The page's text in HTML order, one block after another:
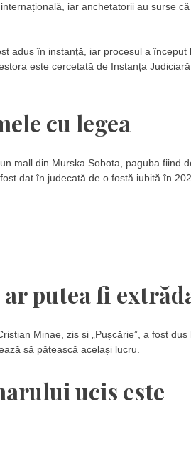
iar anchetatorii au surse că
adus în instanță, iar procesul a început
este cercetată de Instanța Judiciară
cu legea
mall din Murska Sobota, paguba fiind
dat în judecată de o fostă iubită în
putea fi
Minae, zis și „Pușcărie”, a fost dus
să pățească același lucru.
ucis este